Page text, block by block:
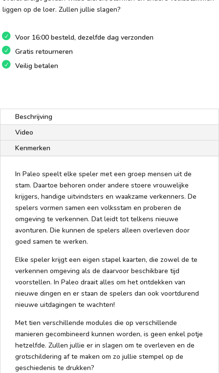
liggen op de loer. Zullen jullie slagen?
Voor 16:00 besteld, dezelfde dag verzonden
Gratis retourneren
Veilig betalen
Beschrijving
Video
Kenmerken
In Paleo speelt elke speler met een groep mensen uit de
stam. Daartoe behoren onder andere stoere vrouwelijke
krijgers, handige uitvindsters en waakzame verkenners. De
spelers vormen samen een volksstam en proberen de
omgeving te verkennen. Dat leidt tot telkens nieuwe
avonturen. Die kunnen de spelers alleen overleven door
goed samen te werken.
Elke speler krijgt een eigen stapel kaarten, die zowel de te
verkennen omgeving als de daarvoor beschikbare tijd
voorstellen. In Paleo draait alles om het ontdekken van
nieuwe dingen en er staan de spelers dan ook voortdurend
nieuwe uitdagingen te wachten!
Met tien verschillende modules die op verschillende
manieren gecombineerd kunnen worden, is geen enkel potje
hetzelfde. Zullen jullie er in slagen om te overleven en de
grotschildering af te maken om zo jullie stempel op de
geschiedenis te drukken?